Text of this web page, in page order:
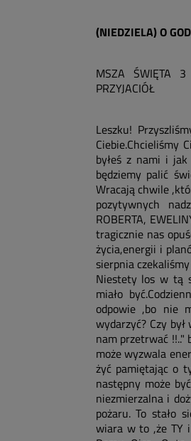
(NIEDZIELA) O
MSZA ŚWIĘTA
PRZYJACIÓŁ
Leszku!
Ciebie.Chcieliśmy
byłeś z nami i
będziemy palić
Wracają chwile
pozytywnych
ROBERTA,
tragicznie nas
życia,energii i
sierpnia
Niestety los w tą
miało
odpowie ,bo nie
wydarzyć? Czy
nam przetrwać !!.."
może wyzwala
żyć pamiętając o
następny może
niezmierzalna i
pożaru. To stało
wiara w to ,że TY